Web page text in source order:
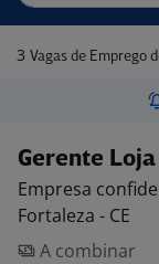
3 Vagas de Emprego
Gerente
Empresa
Fortaleza - CE
A combinar